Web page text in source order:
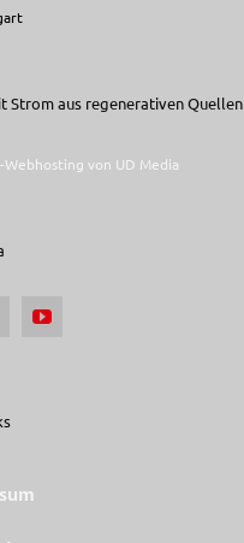
Strom aus regenerativen Quellen